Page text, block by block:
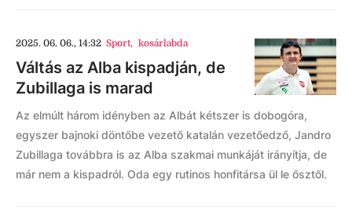
2025. 06. 06., 14:32 Sport, kosárlabda
Váltás az Alba kispadján, de
Zubillaga is marad
Az elmúlt három idényben az Albát kétszer is dobogóra,
egyszer bajnoki döntőbe vezető katalán vezetőedző, Jandro
Zubillaga továbbra is az Alba szakmai munkáját irányítja, de
már nem a kispadról. Oda egy rutinos honfitársa ül le ősztől.